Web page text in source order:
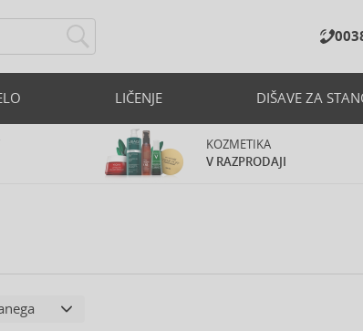
LIČENJE DIŠAVE ZA
KOZMETIKA
V RAZPRODAJI